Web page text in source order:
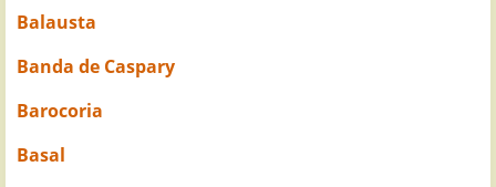
Balausta
Banda de Caspary
Barocoria
Basal